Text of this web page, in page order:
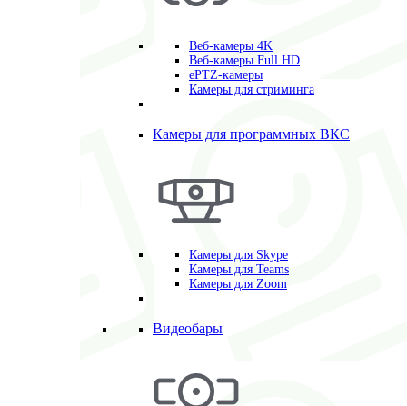
Веб-камеры 4K
Веб-камеры Full HD
ePTZ-камеры
Камеры для стриминга
Камеры для программных ВКС
Камеры для Skype
Камеры для Teams
Камеры для Zoom
Видеобары